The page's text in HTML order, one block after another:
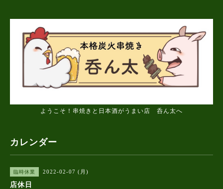
ようこそ！串焼きと日本酒がうまい店 呑ん太へ
カレンダー
臨時休業 2022-02-07 (月)
店休日